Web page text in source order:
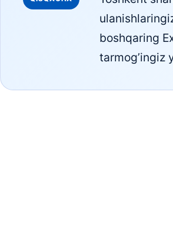
boshqaring
tarmog’ingiz